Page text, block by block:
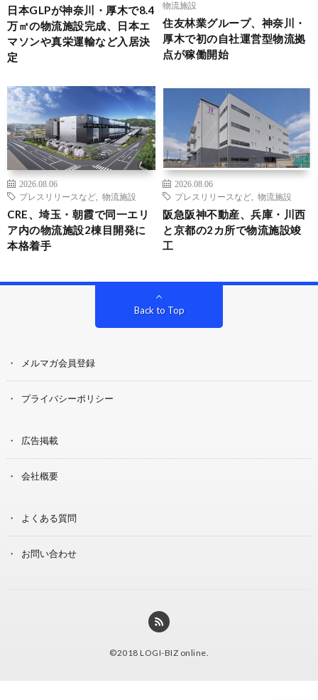
日本GLPが神奈川・厚木で8.4
万㎡の物流施設完成、日本エ
マソンや真栄運輸など入居決
定
物流施設
住友林業グループ、神奈川・
厚木で初の自社運営型物流拠
点が稼働開始
2026.08.06
プレスリリースなど
物流施設
CRE、埼玉・朝霞で同一エリ
ア内の物流施設2棟目開発に
本格着手
2026.08.06
プレスリリースなど
物流施設
阪急阪神不動産、兵庫・川西
と京都の2カ所で物流施設竣
工
Back to Top
メルマガ会員登録
プライバシーポリシー
広告掲載
会社概要
よくある質問
お問い合わせ
©2018 LOGI-BIZ online